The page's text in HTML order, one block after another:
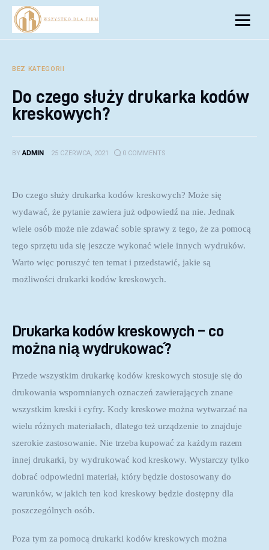
Biznes
Inwestycje
Rozwój
Porady
BEZ KATEGORII
Do czego służy drukarka kodów
kreskowych?
BY ADMIN 25 CZERWCA, 2021 0 COMMENTS
Do czego służy drukarka kodów kreskowych? Może się
wydawać, że pytanie zawiera już odpowiedź na nie. Jednak
wiele osób może nie zdawać sobie sprawy z tego, że za pomocą
tego sprzętu uda się jeszcze wykonać wiele innych wydruków.
Warto więc poruszyć ten temat i przedstawić, jakie są
możliwości drukarki kodów kreskowych.
Drukarka kodów kreskowych – co
można nią wydrukować?
Przede wszystkim drukarkę kodów kreskowych stosuje się do
drukowania wspomnianych oznaczeń zawierających znane
wszystkim kreski i cyfry. Kody kreskowe można wytwarzać na
wielu różnych materiałach, dlatego też urządzenie to znajduje
szerokie zastosowanie. Nie trzeba kupować za każdym razem
innej drukarki, by wydrukować kod kreskowy. Wystarczy tylko
dobrać odpowiedni materiał, który będzie dostosowany do
warunków, w jakich ten kod kreskowy będzie dostępny dla
poszczególnych osób.
Poza tym za pomocą drukarki kodów kreskowych można